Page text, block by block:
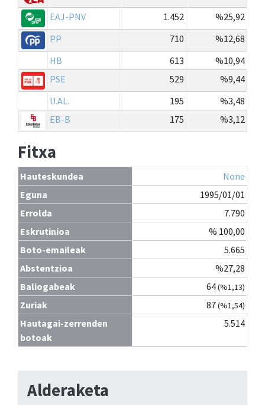
EAJ-PNV
1.452
%25,92
PP
710
%12,68
HB
613
%10,94
PSE
529
%9,44
U.AL.
195
%3,48
EB-B
175 %3,12
Fitxa
Hauteskundea
None
Eguna
1995/01/01
Errolda
7.790
Eskrutinioa
% 100,00
Boto-emaileak
5.665
Abstentzioa
%27,28
Baliogabeak
64(%1,13)
Zuriak 87(%1,54)
Hautagai-zerrenden
botoak
5.514
Alderaketa